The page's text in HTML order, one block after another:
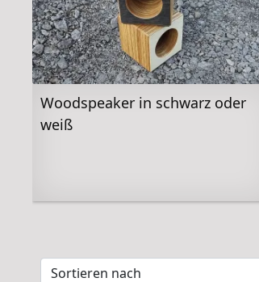
Woodspeaker in schwarz oder
weiß